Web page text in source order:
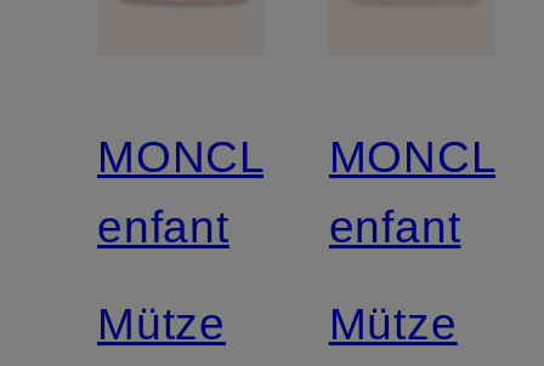
MONCLER
enfant
Mütze
enfant
Mütze